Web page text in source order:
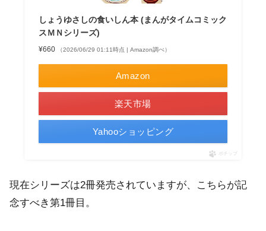
しょうゆさしの食いしん本 (まんがタイムコミック
スＭＮシリーズ)
¥660 （2026/06/29 01:11時点 | Amazon調べ）
Amazon
楽天市場
Yahooショッピング
ポチップ
現在シリーズは2冊発売されていますが、こちらが記
念すべき第1冊目。